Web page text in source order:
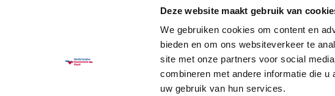
Deze website maakt gebruik van
We gebruiken cookies om content en
bieden en om ons websiteverkeer te
site met onze partners voor social
combineren met andere informatie die
uw gebruik van hun services.